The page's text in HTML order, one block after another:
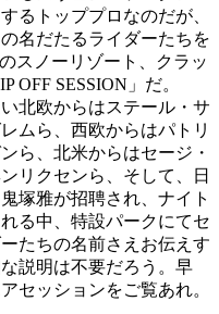
るトッププロなのだが、
名だたるライダーたちを
スノーリゾート、クラッ
OFF SESSION」だ。
北欧からはステール・サ
ムら、西欧からはパトリ
ら、北米からはセージ・
リクセンら、そして、日
塚雅が招聘され、ナイト
る中、特設パークにてセ
たちの名前さえお伝えす
説明は不要だろう。早
セッションをご覧あれ。